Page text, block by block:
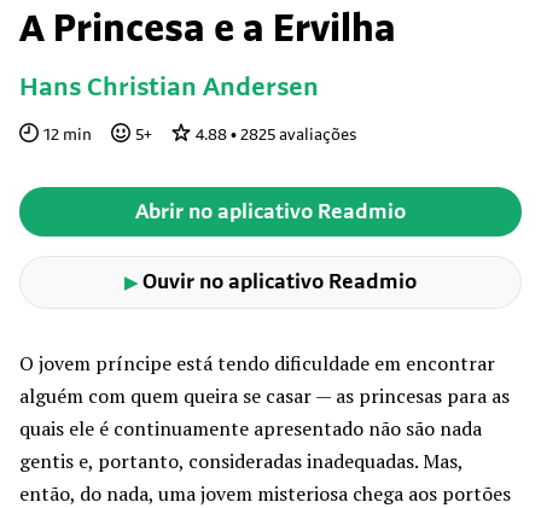
A Princesa e a Ervilha
Hans Christian Andersen
12 min 5+ 4.88 • 2825 avaliações
Abrir no aplicativo Readmio
▶Ouvir no aplicativo Readmio
O jovem príncipe está tendo dificuldade em encontrar
alguém com quem queira se casar — as princesas para as
quais ele é continuamente apresentado não são nada
gentis e, portanto, consideradas inadequadas. Mas,
então, do nada, uma jovem misteriosa chega aos portões